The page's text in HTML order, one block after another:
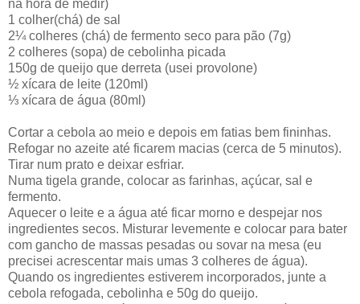
na hora de medir)
1 colher(chá) de sal
2¼ colheres (chá) de fermento seco para pão (7g)
2 colheres (sopa) de cebolinha picada
150g de queijo que derreta (usei provolone)
½ xícara de leite (120ml)
⅓ xícara de água (80ml)
Cortar a cebola ao meio e depois em fatias bem fininhas.
Refogar no azeite até ficarem macias (cerca de 5 minutos).
Tirar num prato e deixar esfriar.
Numa tigela grande, colocar as farinhas, açúcar, sal e
fermento.
Aquecer o leite e a água até ficar morno e despejar nos
ingredientes secos. Misturar levemente e colocar para bater
com gancho de massas pesadas ou sovar na mesa (eu
precisei acrescentar mais umas 3 colheres de água).
Quando os ingredientes estiverem incorporados, junte a
cebola refogada, cebolinha e 50g do queijo.